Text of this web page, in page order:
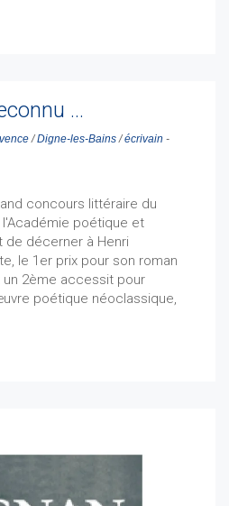
...
/Digne-les-Bains/écrivain -
concours littéraire du
poétique et
de décerner à Henri
le 1er prix pour son roman
un 2ème accessit pour
poétique néoclassique,